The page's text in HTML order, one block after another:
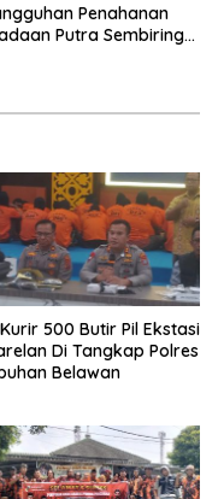
Penahanan
Putra Sembiring
500 Butir Pil Ekstasi
Di Tangkap Polres
Belawan